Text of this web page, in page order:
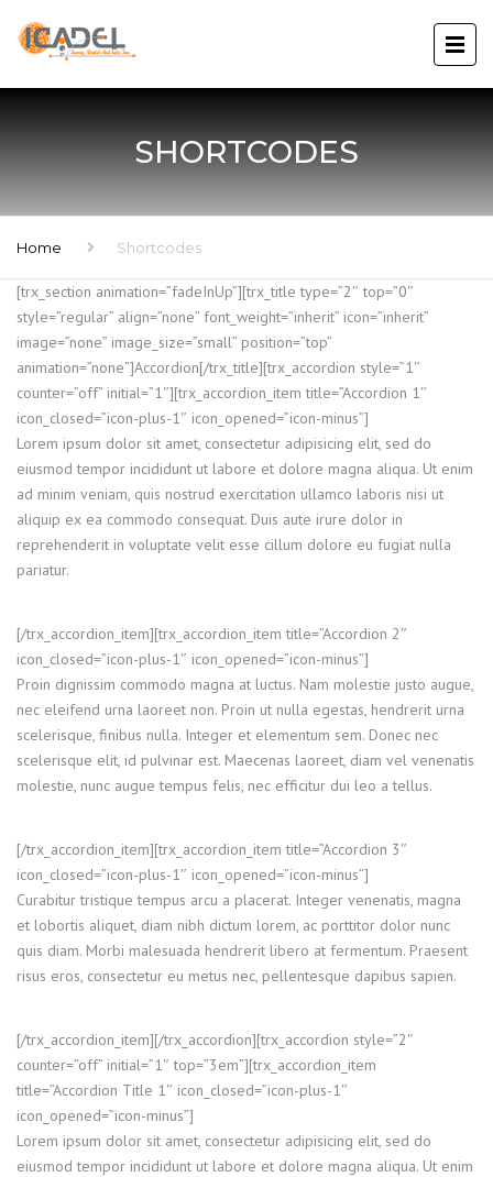
SHORTCODES
Home Shortcodes
[trx_section animation=”fadeInUp”][trx_title type=”2″ top=”0″
style=”regular” align=”none” font_weight=”inherit” icon=”inherit”
image=”none” image_size=”small” position=”top”
animation=”none”]Accordion[/trx_title][trx_accordion style=”1″
counter=”off” initial=”1″][trx_accordion_item title=”Accordion 1″
icon_closed=”icon-plus-1″ icon_opened=”icon-minus”]
Lorem ipsum dolor sit amet, consectetur adipisicing elit, sed do
eiusmod tempor incididunt ut labore et dolore magna aliqua. Ut enim
ad minim veniam, quis nostrud exercitation ullamco laboris nisi ut
aliquip ex ea commodo consequat. Duis aute irure dolor in
reprehenderit in voluptate velit esse cillum dolore eu fugiat nulla
pariatur.
[/trx_accordion_item][trx_accordion_item title=”Accordion 2″
icon_closed=”icon-plus-1″ icon_opened=”icon-minus”]
Proin dignissim commodo magna at luctus. Nam molestie justo augue,
nec eleifend urna laoreet non. Proin ut nulla egestas, hendrerit urna
scelerisque, finibus nulla. Integer et elementum sem. Donec nec
scelerisque elit, id pulvinar est. Maecenas laoreet, diam vel venenatis
molestie, nunc augue tempus felis, nec efficitur dui leo a tellus.
[/trx_accordion_item][trx_accordion_item title=”Accordion 3″
icon_closed=”icon-plus-1″ icon_opened=”icon-minus”]
Curabitur tristique tempus arcu a placerat. Integer venenatis, magna
et lobortis aliquet, diam nibh dictum lorem, ac porttitor dolor nunc
quis diam. Morbi malesuada hendrerit libero at fermentum. Praesent
risus eros, consectetur eu metus nec, pellentesque dapibus sapien.
[/trx_accordion_item][/trx_accordion][trx_accordion style=”2″
counter=”off” initial=”1″ top=”3em”][trx_accordion_item
title=”Accordion Title 1″ icon_closed=”icon-plus-1″
icon_opened=”icon-minus”]
Lorem ipsum dolor sit amet, consectetur adipisicing elit, sed do
eiusmod tempor incididunt ut labore et dolore magna aliqua. Ut enim